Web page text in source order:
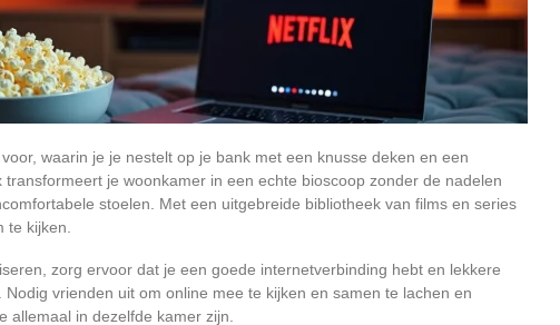
waarin je je nestelt op je bank met een knusse deken en een
je woonkamer in een echte bioscoop zonder de nadelen
stoelen. Met een uitgebreide bibliotheek van films en series
te kijken.
zorg ervoor dat je een goede internetverbinding hebt en lekkere
vrienden uit om online mee te kijken en samen te lachen en
allemaal in dezelfde kamer zijn.